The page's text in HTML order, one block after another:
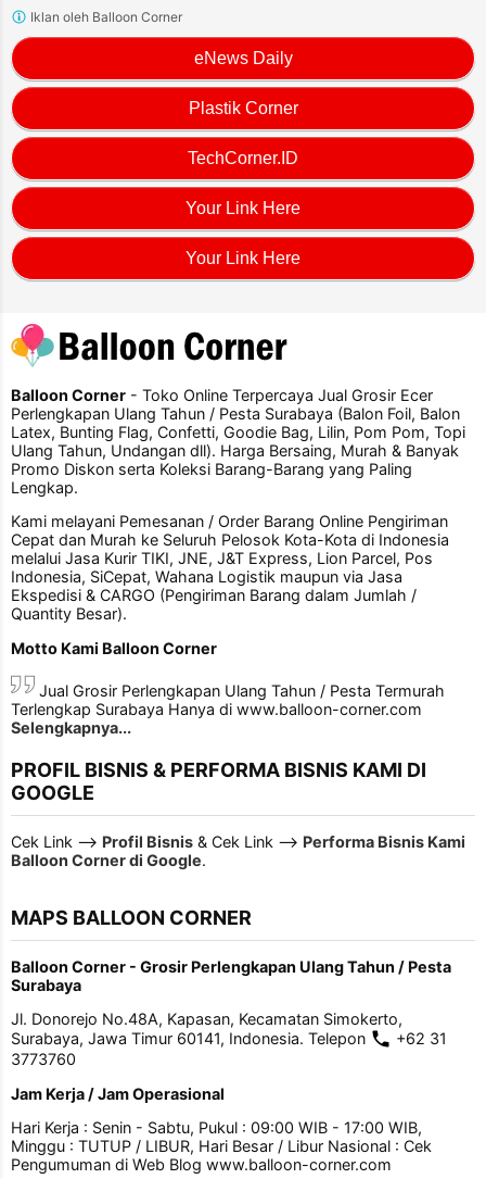
eNews Daily
Plastik Corner
TechCorner.ID
Your Link Here
Your Link Here
Iklan oleh Balloon Corner
Balloon Corner - Toko Online Terpercaya Jual Grosir Ecer
Perlengkapan Ulang Tahun / Pesta Surabaya (Balon Foil, Balon
Latex, Bunting Flag, Confetti, Goodie Bag, Lilin, Pom Pom, Topi
Ulang Tahun, Undangan dll). Harga Bersaing, Murah & Banyak
Promo Diskon serta Koleksi Barang-Barang yang Paling
Lengkap.
Kami melayani Pemesanan / Order Barang Online Pengiriman
Cepat dan Murah ke Seluruh Pelosok Kota-Kota di Indonesia
melalui Jasa Kurir TIKI, JNE, J&T Express, Lion Parcel, Pos
Indonesia, SiCepat, Wahana Logistik maupun via Jasa
Ekspedisi & CARGO (Pengiriman Barang dalam Jumlah /
Quantity Besar).
Motto Kami Balloon Corner
Jual Grosir Perlengkapan Ulang Tahun / Pesta Termurah
Terlengkap Surabaya Hanya di www.balloon-corner.com
Selengkapnya...
PROFIL BISNIS & PERFORMA BISNIS KAMI DI
GOOGLE
Cek Link --> Profil Bisnis & Cek Link --> Performa Bisnis Kami
Balloon Corner di Google.
MAPS BALLOON CORNER
Balloon Corner - Grosir Perlengkapan Ulang Tahun / Pesta
Surabaya
Jl. Donorejo No.48A, Kapasan, Kecamatan Simokerto,
Surabaya, Jawa Timur 60141, Indonesia. Telepon
+62 31
3773760
Jam Kerja / Jam Operasional
Hari Kerja : Senin - Sabtu, Pukul : 09:00 WIB - 17:00 WIB,
Minggu : TUTUP / LIBUR, Hari Besar / Libur Nasional : Cek
Pengumuman di Web Blog www.balloon-corner.com